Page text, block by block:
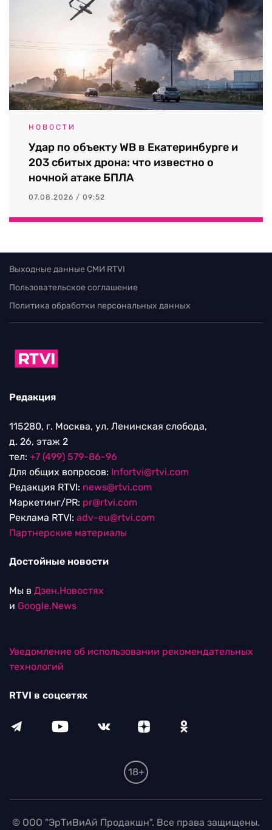
НОВОСТИ
Удар по объекту WB в Екатеринбурге и
203 сбитых дрона: что известно о
ночной атаке БПЛА
07.08.2026 / 09:52
Выходные данные СМИ RTVI
Пользовательское соглашение
Политика обработки персональных данных
Редакция
115280, г. Москва, ул. Ленинская слобода,
д. 26, этаж 2
тел: +7 (499) 579-86-96
Для общих вопросов: Infortvi@rtvi.com
Редакция RTVI: news@rtvi.com
Маркетинг/PR: pr@rtvi.com
Реклама RTVI: adv-eu@rtvi.com
Партнерские материалы
Достойные новости
Мы в Дзен.Новостях
и Google.News
Уведомление об использовании рекомендательных
технологий
RTVI в соцсетях
18+
© ООО "ЭрТиВиАй Продакшн". Все права защищены.